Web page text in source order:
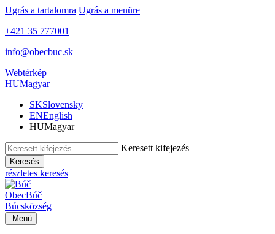
Ugrás a tartalomra Ugrás a menüre
+421 35 777001
info@obecbuc.sk
Webtérkép
HUMagyar
SKSlovensky
ENEnglish
HUMagyar
Keresett kifejezés
Keresés
részletes keresés
ObecBúč
Búcsközség
Menü